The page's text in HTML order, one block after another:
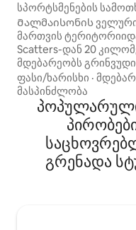
სპორტსმენების
Მალმაისონის ველური
მართვის
Scatters-დან 20
მდებარეობს
გრენადადან 20
Მონადირეების
შესანიშნავი ხის
მყუდრო დასვენებას
1 საძინებელში არის
საწოლი, რომელთა
შესაძლებელია
საწოლის მოწყობა.
ფასი/ხარისხი ·
მასპინძლობა
გრენადა